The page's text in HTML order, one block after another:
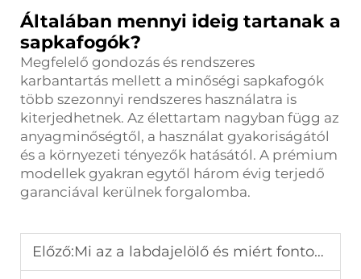
Általában mennyi ideig tartanak a
sapkafogók?
Megfelelő gondozás és rendszeres
karbantartás mellett a minőségi sapkafogók
több szezonnyi rendszeres használatra is
kiterjedhetnek. Az élettartam nagyban függ az
anyagminőségtől, a használat gyakoriságától
és a környezeti tényezők hatásától. A prémium
modellek gyakran egytől három évig terjedő
garanciával kerülnek forgalomba.
Előző:Mi az a labdajelölő és miért fontos a golfozásban?